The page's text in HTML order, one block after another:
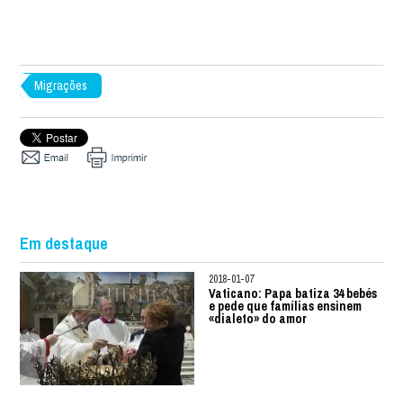
Migrações
Em destaque
2018-01-07
Vaticano: Papa batiza 34 bebés
e pede que famílias ensinem
«dialeto» do amor